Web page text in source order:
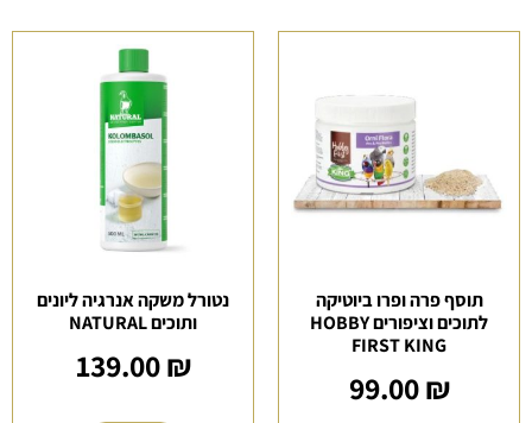
תוסף פרה ופרו ביוטיקה
לתוכים וציפורים HOBBY
FIRST KING
99.00₪
נטורל משקה אנרגיה ליונים
ותוכים NATURAL
139.00₪